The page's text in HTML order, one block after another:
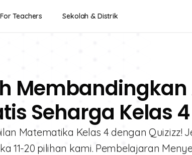
For Teachers Sekolah & Distrik
Membandingkan
Seharga Kelas 4
Matematika Kelas 4 dengan Quizizz!
11-20 pilihan kami. Pembelajaran